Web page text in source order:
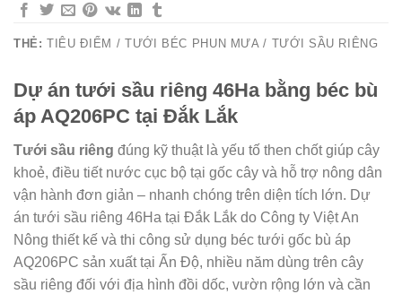
THẺ: TIÊU ĐIỂM / TƯỚI BÉC PHUN MƯA / TƯỚI SẦU RIÊNG
Dự án tưới sầu riêng 46Ha bằng béc bù
áp AQ206PC tại Đắk Lắk
Tưới sầu riêng đúng kỹ thuật là yếu tố then chốt giúp cây
khoẻ, điều tiết nước cục bộ tại gốc cây và hỗ trợ nông dân
vận hành đơn giản – nhanh chóng trên diện tích lớn. Dự
án tưới sầu riêng 46Ha tại Đắk Lắk do Công ty Việt An
Nông thiết kế và thi công sử dụng béc tưới gốc bù áp
AQ206PC sản xuất tại Ấn Độ, nhiều năm dùng trên cây
sầu riêng đối với địa hình đồi dốc, vườn rộng lớn và cần